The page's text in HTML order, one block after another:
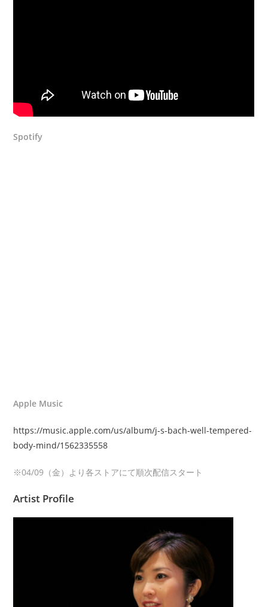
Spotify
Apple Music
https://music.apple.com/us/album/j-s-bach-well-tempered-
body-mind/1562335558
※04/09（金）より各ストアにて順次配信スタート
Artist Profile